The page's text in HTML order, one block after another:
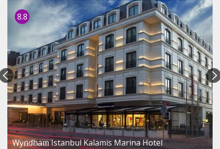
8.8
Wyndham Istanbul Kalamis Marina Hotel